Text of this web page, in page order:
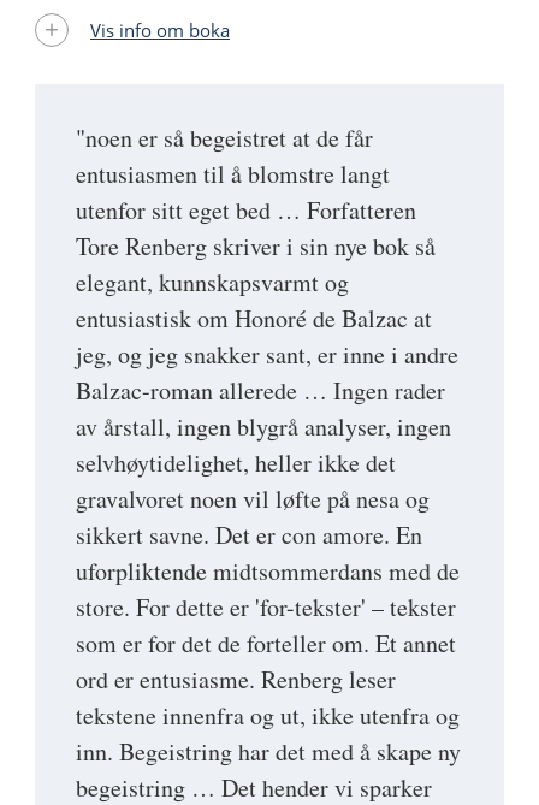
"noen er så begeistret at de får
entusiasmen til å blomstre langt
utenfor sitt eget bed … Forfatteren
Tore Renberg skriver i sin nye bok så
elegant, kunnskapsvarmt og
entusiastisk om Honoré de Balzac at
jeg, og jeg snakker sant, er inne i andre
Balzac-roman allerede … Ingen rader
av årstall, ingen blygrå analyser, ingen
selvhøytidelighet, heller ikke det
gravalvoret noen vil løfte på nesa og
sikkert savne. Det er con amore. En
uforpliktende midtsommerdans med de
store. For dette er 'for-tekster' – tekster
som er for det de forteller om. Et annet
ord er entusiasme. Renberg leser
tekstene innenfra og ut, ikke utenfra og
inn. Begeistring har det med å skape ny
begeistring … Det hender vi sparker
Vis info om boka